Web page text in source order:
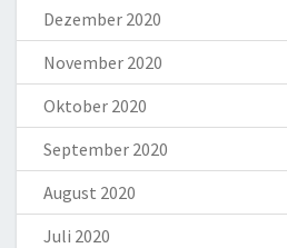
Dezember 2020
November 2020
Oktober 2020
September 2020
August 2020
Juli 2020